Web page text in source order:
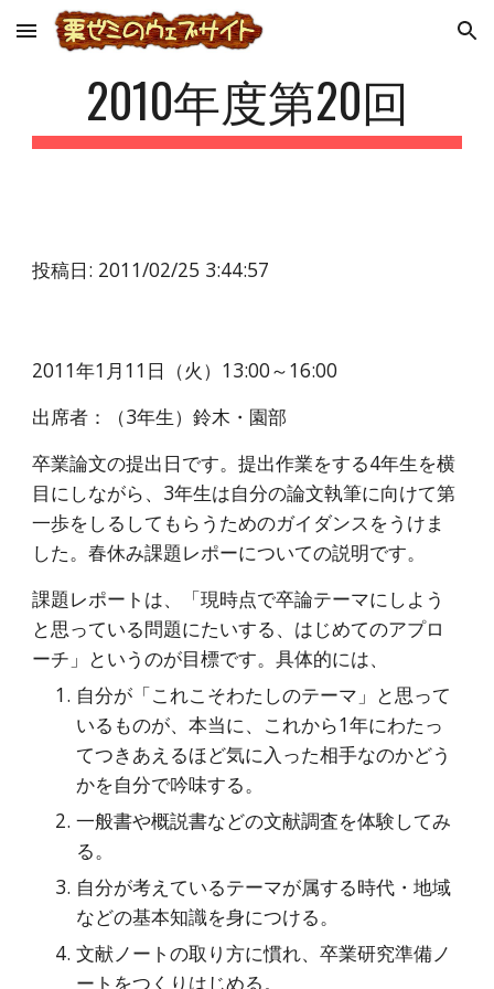
Skip to main content Skip to navigation
2010年度第20回
投稿日: 2011/02/25 3:44:57
2011年1月11日（火）13:00～16:00
出席者：（3年生）鈴木・園部
卒業論文の提出日です。提出作業をする4年生を横
目にしながら、3年生は自分の論文執筆に向けて第
一歩をしるしてもらうためのガイダンスをうけま
した。春休み課題レポーについての説明です。
課題レポートは、「現時点で卒論テーマにしよう
と思っている問題にたいする、はじめてのアプロ
ーチ」というのが目標です。具体的には、
自分が「これこそわたしのテーマ」と思って
いるものが、本当に、これから1年にわたっ
てつきあえるほど気に入った相手なのかどう
かを自分で吟味する。
一般書や概説書などの文献調査を体験してみ
る。
自分が考えているテーマが属する時代・地域
などの基本知識を身につける。
文献ノートの取り方に慣れ、卒業研究準備ノ
ートをつくりはじめる。